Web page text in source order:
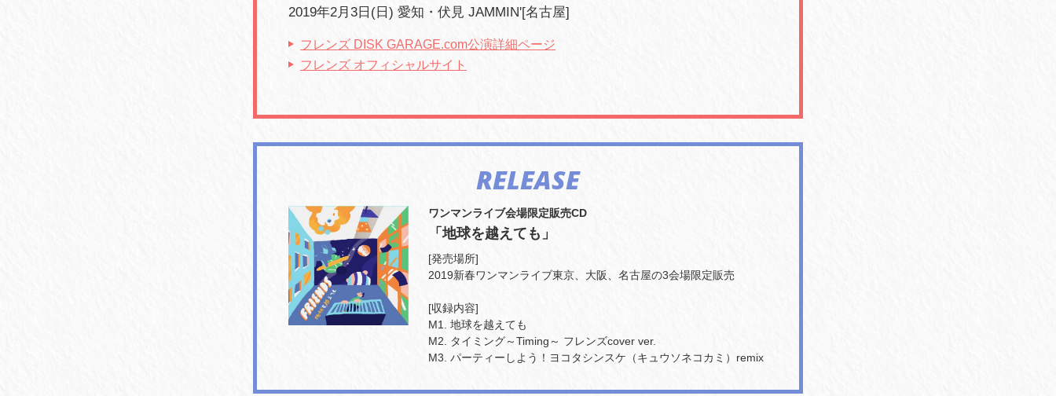
2019年2月3日(日) 愛知・伏見 JAMMIN'[名古屋]
フレンズ DISK GARAGE.com公演詳細ページ
フレンズ オフィシャルサイト
RELEASE
ワンマンライブ会場限定販売CD
「地球を越えても」
[発売場所]
2019新春ワンマンライブ東京、大阪、名古屋の3会場限定販売
[収録内容]
M1. 地球を越えても
M2. タイミング～Timing～ フレンズcover ver.
M3. パーティーしよう！ヨコタシンスケ（キュウソネコカミ）remix